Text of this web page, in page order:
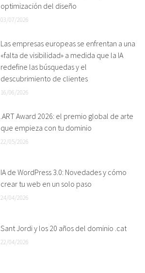
optimización del diseño
03/07/2026
Las empresas europeas se enfrentan a una
«falta de visibilidad» a medida que la IA
redefine las búsquedas y el
descubrimiento de clientes
16/06/2026
.ART Award 2026: el premio global de arte
que empieza con tu dominio
22/05/2026
IA de WordPress 3.0: Novedades y cómo
crear tu web en un solo paso
24/04/2026
Sant Jordi y los 20 años del dominio .cat
22/04/2026